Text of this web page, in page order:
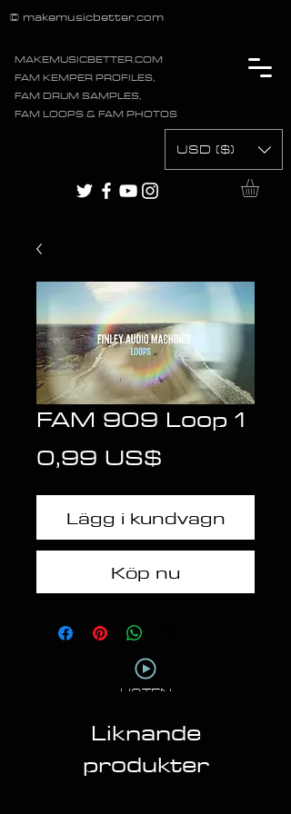
MAKEMUSICBETTER.COM
FAM KEMPER PROFILES,
FAM DRUM SAMPLES,
FAM LOOPS & FAM PHOTOS
© makemusicbetter.com
USD ($)
FAM 909 Loop 1
0,99 US$
Lägg i kundvagn
Köp nu
LISTEN
Liknande
produkter